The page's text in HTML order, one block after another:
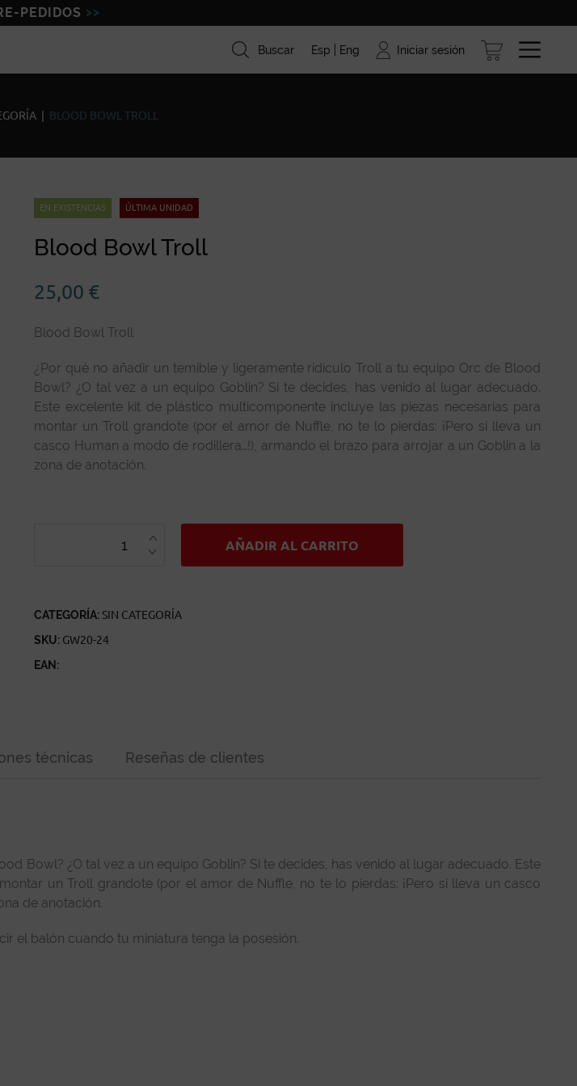
PEDIDOS
Miniaturas Modelismo Marcas Blog
Buscar Esp Eng Iniciar sesión
| BLOOD BOWL TROLL
EN EXISTENCIAS ÚLTIMA UNIDAD
Blood Bowl Troll
25,00 €
Blood Bowl Troll
¿Por qué no añadir un temible y ligeramente ridículo Troll a tu equipo Orc de Blood
Bowl? ¿O tal vez a un equipo Goblin? Si te decides, has venido al lugar adecuado.
Este excelente kit de plástico multicomponente incluye las piezas necesarias para
montar un Troll grandote (por el amor de Nuffle, no te lo pierdas: ¡Pero si lleva un
casco Human a modo de rodillera…!), armando el brazo para arrojar a un Goblin a la
zona de anotación.
AÑADIR AL CARRITO
CATEGORÍA: SIN CATEGORÍA
SKU: GW20-24
EAN:
técnicas Reseñas de clientes
Bowl? ¿O tal vez a un equipo Goblin? Si te decides, has venido al lugar adecuado. Este
un Troll grandote (por el amor de Nuffle, no te lo pierdas: ¡Pero si lleva un casco
de anotación.
el balón cuando tu miniatura tenga la posesión.